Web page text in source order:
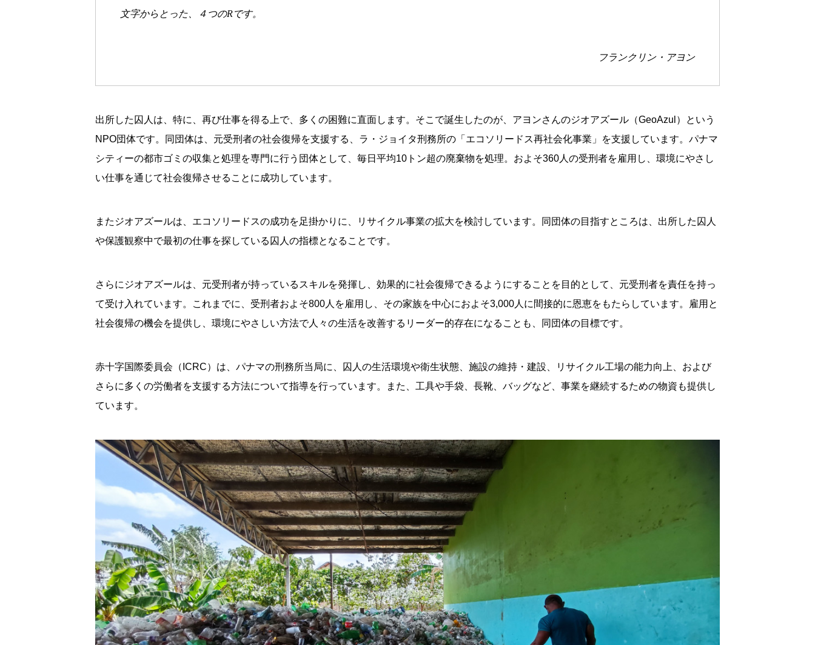
文字からとった、４つのRです。
フランクリン・アヨン
出所した囚人は、特に、再び仕事を得る上で、多くの困難に直面します。そこで誕生したのが、アヨンさんのジオアズール（GeoAzul）という
NPO団体です。同団体は、元受刑者の社会復帰を支援する、ラ・ジョイタ刑務所の「エコソリードス再社会化事業」を支援しています。パナマ
シティーの都市ゴミの収集と処理を専門に行う団体として、毎日平均10トン超の廃棄物を処理。およそ360人の受刑者を雇用し、環境にやさし
い仕事を通じて社会復帰させることに成功しています。
またジオアズールは、エコソリードスの成功を足掛かりに、リサイクル事業の拡大を検討しています。同団体の目指すところは、出所した囚人
や保護観察中で最初の仕事を探している囚人の指標となることです。
さらにジオアズールは、元受刑者が持っているスキルを発揮し、効果的に社会復帰できるようにすることを目的として、元受刑者を責任を持っ
て受け入れています。これまでに、受刑者およそ800人を雇用し、その家族を中心におよそ3,000人に間接的に恩恵をもたらしています。雇用と
社会復帰の機会を提供し、環境にやさしい方法で人々の生活を改善するリーダー的存在になることも、同団体の目標です。
赤十字国際委員会（ICRC）は、パナマの刑務所当局に、囚人の生活環境や衛生状態、施設の維持・建設、リサイクル工場の能力向上、および
さらに多くの労働者を支援する方法について指導を行っています。また、工具や手袋、長靴、バッグなど、事業を継続するための物資も提供し
ています。